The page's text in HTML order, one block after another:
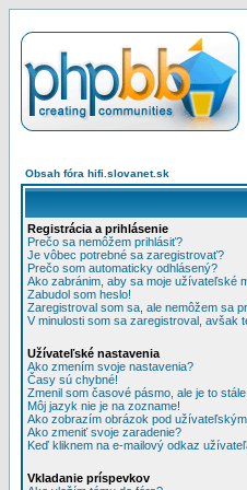
Obsah fóra hifi.slovanet.sk
Registrácia a prihlásenie
Prečo sa nemôžem prihlásiť?
Je vôbec potrebné sa zaregistrovať?
Prečo som automaticky odhlásený?
Ako zabránim, aby sa moje užívateľské
Zabudol som heslo!
Zaregistroval som sa, ale nemôžem sa
V minulosti som sa zaregistroval, avšak
Užívateľské nastavenia
Ako zmením svoje nastavenia?
Časy sú chybné!
Zmenil som časové pásmo, ale je to
Môj jazyk nie je na zozname!
Ako zobrazím obrázok pod
Ako zmeniť svoje zaradenie?
Keď kliknem na e-mailový odkaz
Vkladanie príspevkov